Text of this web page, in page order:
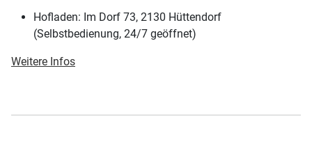
Hofladen: Im Dorf 73, 2130 Hüttendorf
(Selbstbedienung, 24/7 geöffnet)
Weitere Infos